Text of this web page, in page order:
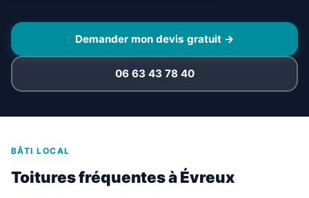
Demander mon devis gratuit →
06 63 43 78 40
BÂTI LOCAL
Toitures fréquentes à Évreux